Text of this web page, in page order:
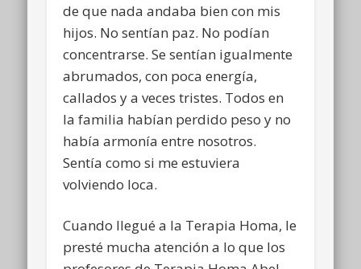
de que nada andaba bien con mis
hijos. No sentían paz. No podían
concentrarse. Se sentían igualmente
abrumados, con poca energía,
callados y a veces tristes. Todos en
la familia habían perdido peso y no
había armonía entre nosotros.
Sentía como si me estuviera
volviendo loca.
Cuando llegué a la Terapia Homa, le
presté mucha atención a lo que los